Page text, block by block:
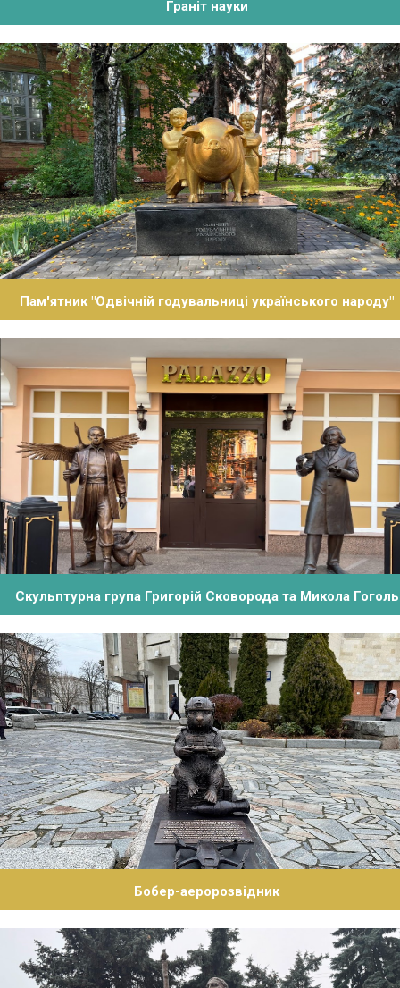
Граніт науки
Пам'ятник "Одвічній годувальниці українського народу"
Скульптурна група Григорій Сковорода та Микола Гоголь
Бобер-аеророзвідник